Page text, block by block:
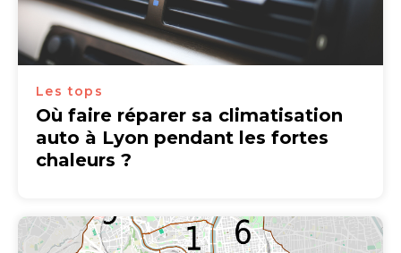
Les tops
Où faire réparer sa climatisation
auto à Lyon pendant les fortes
chaleurs ?